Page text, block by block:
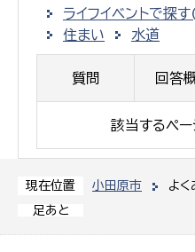
現在位置 小田原市
よく
足あと
ライフイベントで
住まい
水道
質問 回答
該当するペ